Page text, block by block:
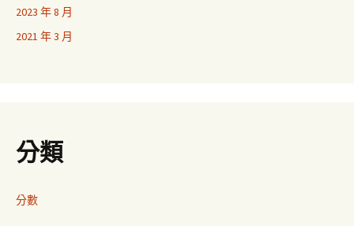
2023 年 8 月
2021 年 3 月
分類
分數